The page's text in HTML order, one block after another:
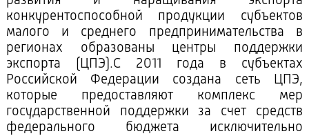
конкурентоспособной продукции субъектов
малого и среднего предпринимательства в
регионах образованы центры поддержки
экспорта (ЦПЭ).С 2011 года в субъектах
Российской Федерации создана сеть ЦПЭ,
которые предоставляют комплекс мер
государственной поддержки за счет средств
федерального бюджета исключительно